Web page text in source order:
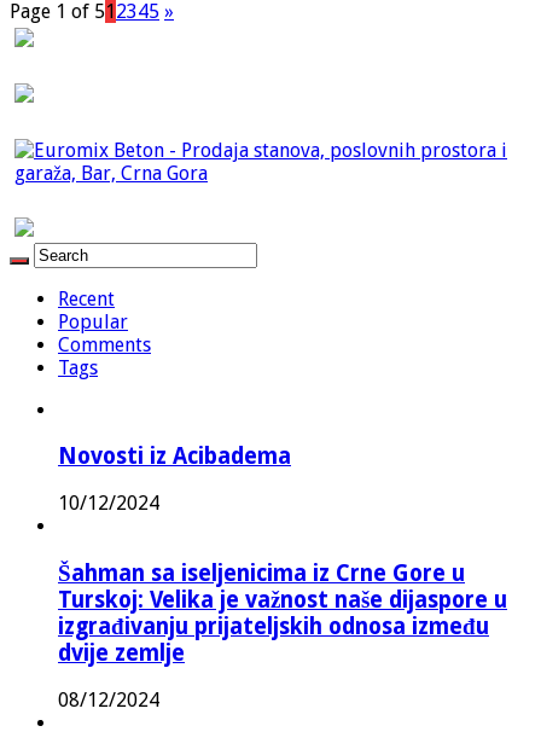
Page 1 of 512345 »
Recent
Popular
Comments
Tags
Novosti iz Acibadema
10/12/2024
Šahman sa iseljenicima iz Crne Gore u
Turskoj: Velika je važnost naše dijaspore u
izgrađivanju prijateljskih odnosa između
dvije zemlje
08/12/2024